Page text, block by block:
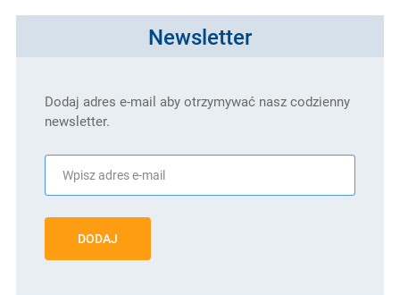
Newsletter
Dodaj adres e-mail aby otrzymywać nasz codzienny
newsletter.
DODAJ